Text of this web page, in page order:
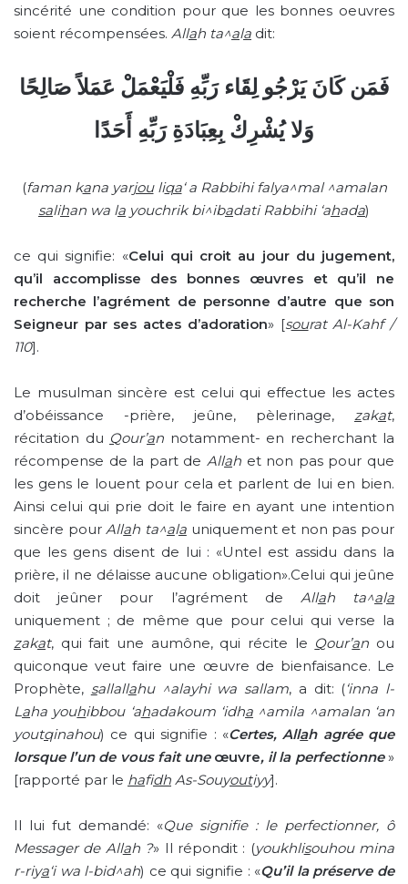
sincérité une condition pour que les bonnes oeuvres
soient récompensées. Allah ta^ala dit:
فَمَن كَانَ يَرْجُو لِقَاء رَبِّهِ فَلْيَعْمَلْ عَمَلاً صَالِحًا
وَلا يُشْرِكْ بِعِبَادَةِ رَبِّهِ أَحَدًا
(famankana yarjouliqa‘ a Rabbihi falya^mal ^amalan
salihan wa la youchrik bi^ibadati Rabbihi ‘ahada)
ce qui signifie: «Celui qui croit au jour du jugement,
qu’il accomplisse des bonnes œuvres et qu’il ne
recherche l’agrément de personne d’autre que son
Seigneur par ses actes d’adoration» [souratAl-Kahf /
110].
Le musulman sincère est celui qui effectue les actes
d’obéissance -prière, jeûne, pèlerinage, zakat,
récitation du Qour’an notamment- en recherchant la
récompense de la part de Allah et non pas pour que
les gens le louent pour cela et parlent de lui en bien.
Ainsi celui qui prie doit le faire en ayant une intention
sincère pourAllah ta^alauniquement et non pas pour
que les gens disent de lui : «Untel est assidu dans la
prière, il ne délaisse aucune obligation».Celui qui jeûne
doit jeûner pour l’agrément de Allah ta^ala
uniquement ; de même que pour celui qui verse la
zakat, qui fait une aumône, qui récite le Qour’an ou
quiconque veut faire une œuvre de bienfaisance. Le
Prophète, sallallahu^alayhi wa sallam, a dit: (‘inna l-
Laha youhibbou ‘ahadakoum ‘idha ^amila ^amalan ‘an
youtqinahou) ce qui signifie : «Certes, Allah agrée que
lorsque l’un de vous fait une œuvre, il la perfectionne»
[rapporté par le hafidh As-Souyoutiyy].
Il lui fut demandé: «Que signifie : le perfectionner, ô
Messager de Allah ?» Il répondit : (youkhlisouhoumina
r-riya‘i wa l-bid^ah) ce qui signifie : «Qu’il la préserve de